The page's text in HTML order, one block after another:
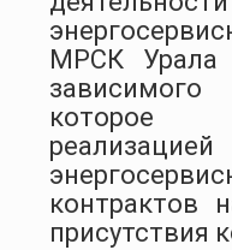
МРСК Урала
которое
реализацией
контрактов
присутствия